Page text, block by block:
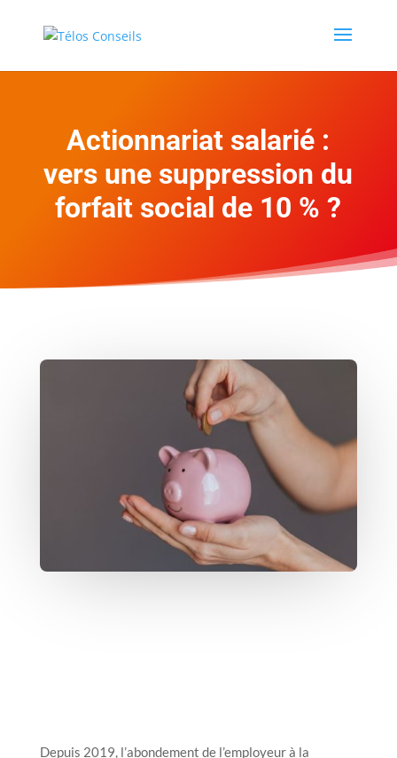
Actionnariat salarié :
vers une suppression du
forfait social de 10 % ?
Depuis 2019, l’abondement de l’employeur à la